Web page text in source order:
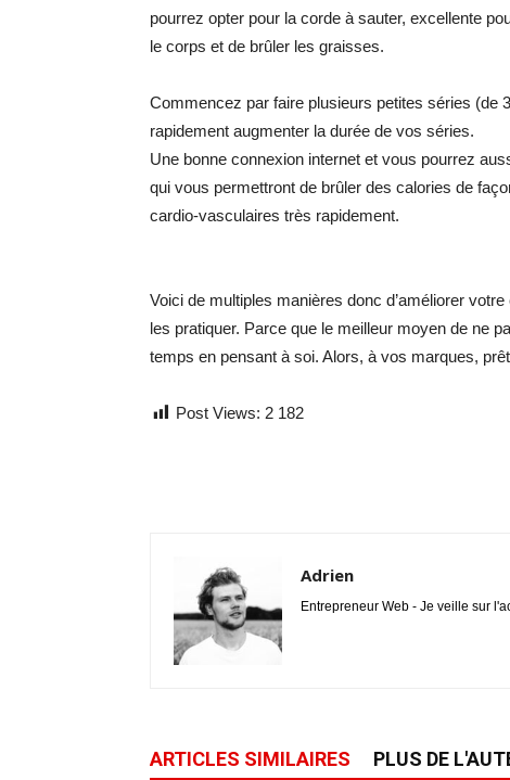
pourrez opter pour la corde à sauter, excellente
le corps et de brûler les graisses.
Commencez par faire plusieurs petites séries (de
rapidement augmenter la durée de vos séries.
Une bonne connexion internet et vous pourrez
qui vous permettront de brûler des calories de
cardio-vasculaires très rapidement.
Voici de multiples manières donc d’améliorer
les pratiquer. Parce que le meilleur moyen de ne
temps en pensant à soi. Alors, à vos marques,
Post Views: 2 182
Adrien
Entrepreneur Web - Je veille sur
ARTICLES SIMILAIRES PLUS DE